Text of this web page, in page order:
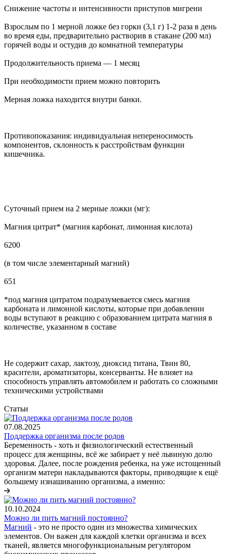
Снижение частоты и интенсивности приступов мигрени
Взрослым по 1 мерной ложке без горки (3,1 г) 1-2 раза в день
во время еды, предварительно растворив в стакане (200 мл)
горячей воды и остудив до комнатной температуры
Продолжительность приема — 1 месяц
При необходимости прием можно повторить
Мерная ложка находится внутри банки.
Противопоказания: индивидуальная непереносимость
компонентов, склонность к расстройствам функции
кишечника.
Суточный прием на 2 мерные ложки (мг):
Магния цитрат* (магния карбонат, лимонная кислота)
6200
(в том числе элементарный магний)
651
*под магния цитратом подразумевается смесь магния
карбоната и лимонной кислоты, которые при добавлении
воды вступают в реакцию с образованием цитрата магния в
количестве, указанном в составе
Не содержит сахар, лактозу, диоксид титана, Твин 80,
красители, ароматизаторы, консерванты. Не влияет на
способность управлять автомобилем и работать со сложными
техническими устройствами
Статьи
07.08.2025
Поддержка организма после родов
Беременность - хоть и физиологический естественный
процесс для женщины, всё же забирает у неё львиную долю
здоровья. Далее, после рождения ребенка, на уже истощенный
организм матери накладываются факторы, приводящие к ещё
большему изнашиванию организма, а именно:
10.10.2024
Можно ли пить магний постоянно?
Магний - это не просто один из множества химических
элементов. Он важен для каждой клетки организма и всех
тканей, является многофункциональным регулятором